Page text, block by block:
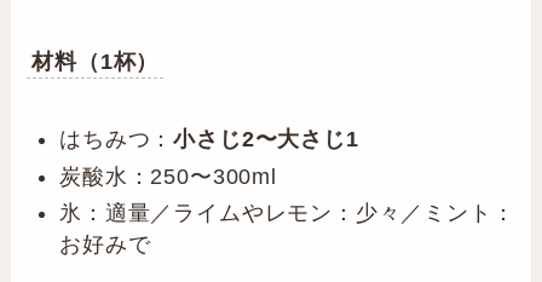
材料（1杯）
はちみつ：小さじ2〜大さじ1
炭酸水：250〜300ml
氷：適量／ライムやレモン：少々／ミント：
お好みで